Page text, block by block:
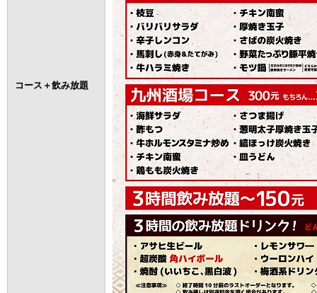
コース＋飲み放題